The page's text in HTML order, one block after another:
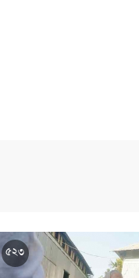
৫২৩